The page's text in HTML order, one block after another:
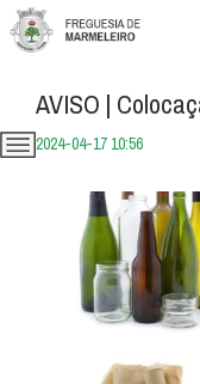
AVISO |
2024-04-17 10:56